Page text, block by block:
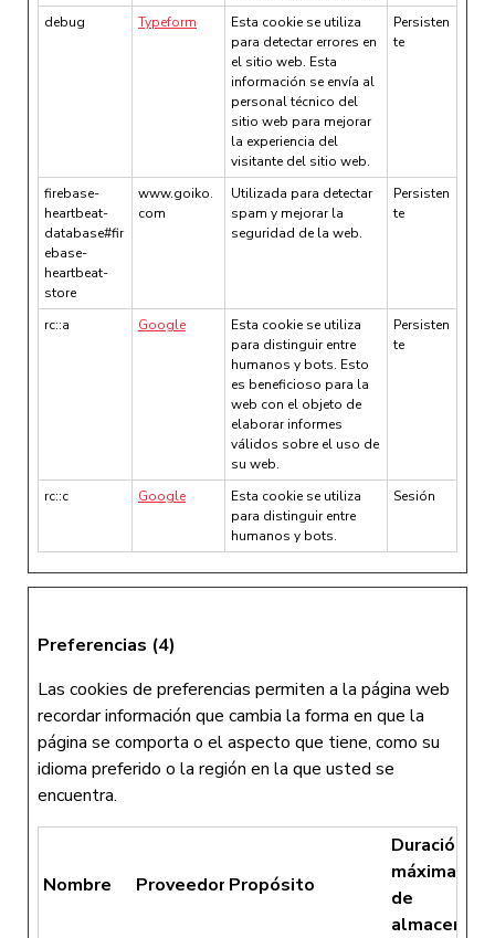
debug Typeform
Esta cookie se utiliza
para detectar errores en
el sitio web. Esta
información se envía al
personal técnico del
sitio web para mejorar
la experiencia del
visitante del sitio web.
Persisten
te
firebase-
heartbeat-
database#fir
ebase-
heartbeat-
store
www.goiko.
com
Utilizada para detectar
spam y mejorar la
seguridad de la web.
Persisten
te
rc::a Google
Esta cookie se utiliza
para distinguir entre
humanos y bots. Esto
es beneficioso para la
web con el objeto de
elaborar informes
válidos sobre el uso de
su web.
Persisten
te
rc::c Google
Esta cookie se utiliza
para distinguir entre
humanos y bots.
Sesión
Preferencias (4)
Las cookies de preferencias permiten a la página web
recordar información que cambia la forma en que la
página se comporta o el aspecto que tiene, como su
idioma preferido o la región en la que usted se
encuentra.
Nombre Proveedor Propósito
Duración
máxima
de